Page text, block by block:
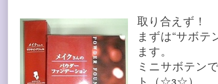
取り合えず！
まずは“サボテ
ます。
ミニサボテン